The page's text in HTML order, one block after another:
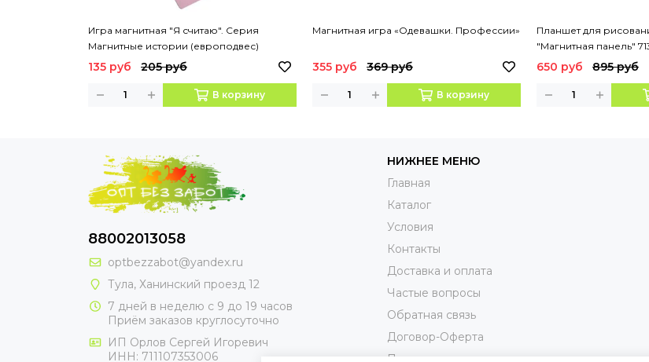
Игра магнитная "Я считаю". Серия
Магнитные истории (европодвес)
135 руб 205 руб
В корзину
Магнитная игра «Одевашки. Профессии»
355 руб 369 руб
В корзину
Планшет для
"Магнитная панель"
арт.MP1828
650 руб 895 руб
88002013058
optbezzabot@yandex.ru
Тула, Ханинский проезд 12
7 дней в неделю с 9 до 19 часов
Приём заказов круглосуточно
ИП Орлов Сергей Игоревич
ИНН: 711107353006
НИЖНЕЕ МЕНЮ
Главная
Каталог
Условия
Контакты
Доставка и оплата
Частые вопросы
Обратная связь
Договор-Оферта
Пользовательское соглашениие